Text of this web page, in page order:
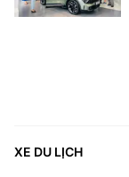
XE DU LỊCH